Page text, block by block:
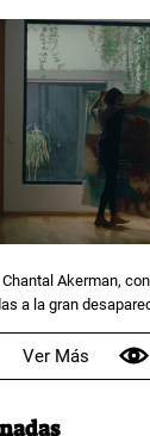
Akerman,
a la gran
Ver Más